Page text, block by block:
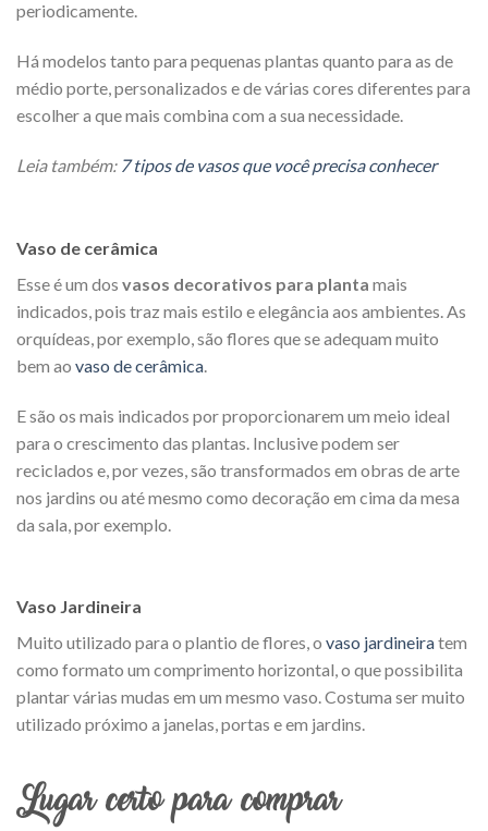
periodicamente.
Há modelos tanto para pequenas plantas quanto para as de
médio porte, personalizados e de várias cores diferentes para
escolher a que mais combina com a sua necessidade.
Leia também: 7 tipos de vasos que você precisa conhecer
Vaso de cerâmica
Esse é um dos vasos decorativos para planta mais
indicados, pois traz mais estilo e elegância aos ambientes. As
orquídeas, por exemplo, são flores que se adequam muito
bem ao vaso de cerâmica.
E são os mais indicados por proporcionarem um meio ideal
para o crescimento das plantas. Inclusive podem ser
reciclados e, por vezes, são transformados em obras de arte
nos jardins ou até mesmo como decoração em cima da mesa
da sala, por exemplo.
Vaso Jardineira
Muito utilizado para o plantio de flores, o vaso jardineiratem
como formato um comprimento horizontal, o que possibilita
plantar várias mudas em um mesmo vaso. Costuma ser muito
utilizado próximo a janelas, portas e em jardins.
Lugar certo para comprar